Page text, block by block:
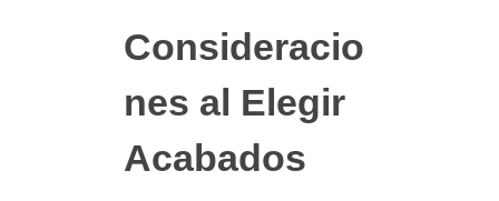
Consideracio
nes al Elegir
Acabados